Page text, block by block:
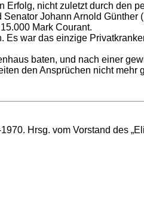
nicht zuletzt durch den
Johann Arnold
Mark Courant.
Es war das einzige
baten, und nach einer
den Ansprüchen nicht mehr
Hrsg. vom Vorstand des